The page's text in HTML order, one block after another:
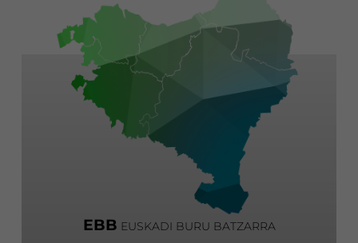
EBB EUSKADI BURU BATZARRA